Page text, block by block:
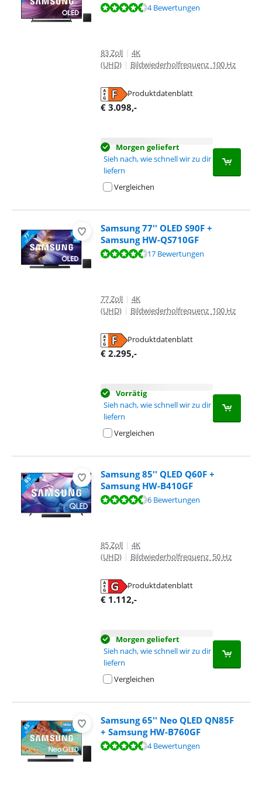
Bewertet mit 9,1 von 10, basierend auf 4 Bewertungen.
4 Bewertungen
83 Zoll | 4K
(UHD) | Bildwiederholfrequenz 100 Hz
Produktdatenblatt
wird in neuem Tab geöffnet
€ 3.098,-
Morgen geliefert
Sieh nach, wie schnell wir zu dir
liefern
Vergleichen
Samsung 77'' OLED S90F +
Samsung HW-QS710GF
Bewertet mit 9,4 von 10, basierend auf 17 Bewertungen.
17 Bewertungen
77 Zoll | 4K
(UHD) | Bildwiederholfrequenz 100 Hz
Produktdatenblatt
wird in neuem Tab geöffnet
€ 2.295,-
Vorrätig
Sieh nach, wie schnell wir zu dir
liefern
Vergleichen
Samsung 85'' QLED Q60F +
Samsung HW-B410GF
Bewertet mit 9,2 von 10, basierend auf 6 Bewertungen.
6 Bewertungen
85 Zoll | 4K
(UHD) | Bildwiederholfrequenz 50 Hz
Produktdatenblatt
wird in neuem Tab geöffnet
€ 1.112,-
Morgen geliefert
Sieh nach, wie schnell wir zu dir
liefern
Vergleichen
Samsung 65'' Neo QLED QN85F
+ Samsung HW-B760GF
Bewertet mit 8,8 von 10, basierend auf 4 Bewertungen.
4 Bewertungen